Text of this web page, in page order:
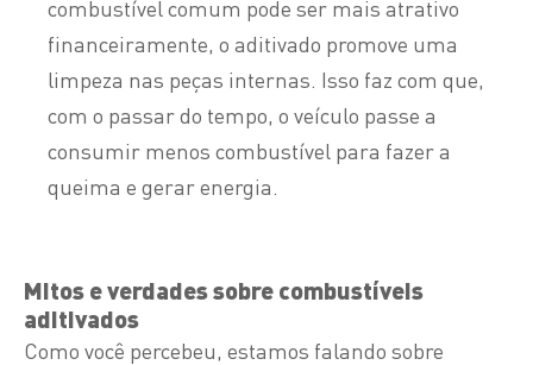
combustível comum pode ser mais atrativo
financeiramente, o aditivado promove uma
limpeza nas peças internas. Isso faz com que,
com o passar do tempo, o veículo passe a
consumir menos combustível para fazer a
queima e gerar energia.
Mitos e verdades sobre combustíveis
aditivados
Como você percebeu, estamos falando sobre